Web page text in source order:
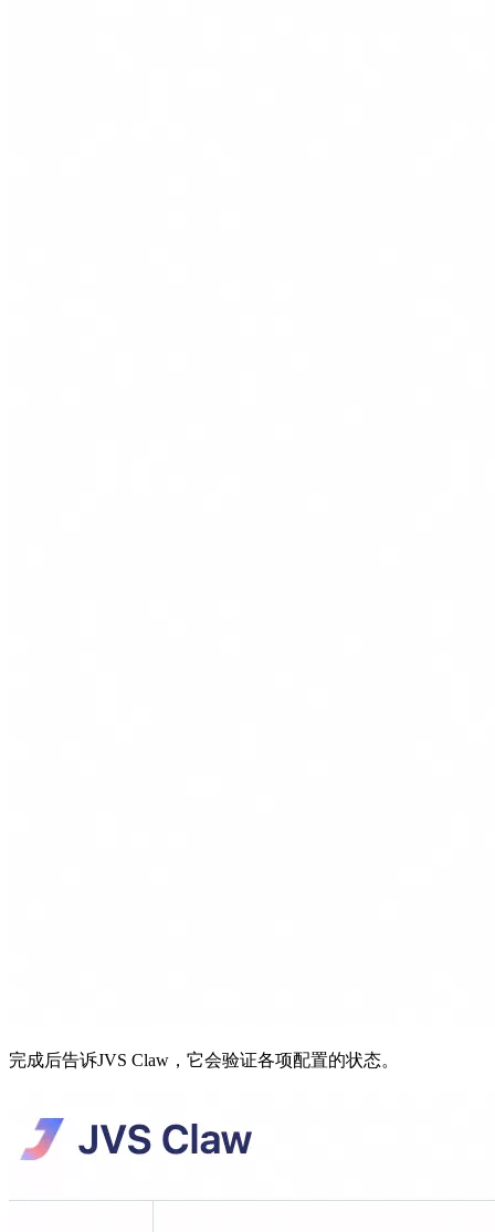
完成后告诉JVS Claw，它会验证各项配置的状态。